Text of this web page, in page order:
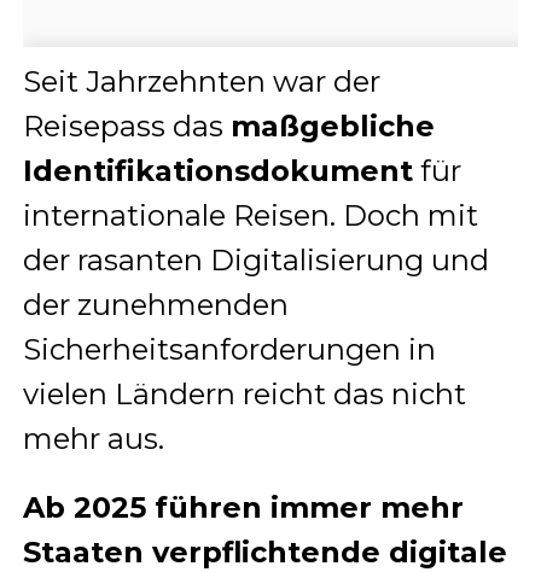
Seit Jahrzehnten war der
Reisepass das maßgebliche
Identifikationsdokumentfür
internationale Reisen. Doch mit
der rasanten Digitalisierung und
der zunehmenden
Sicherheitsanforderungen in
vielen Ländern reicht das nicht
mehr aus.
Ab 2025 führen immer mehr
Staaten verpflichtende digitale